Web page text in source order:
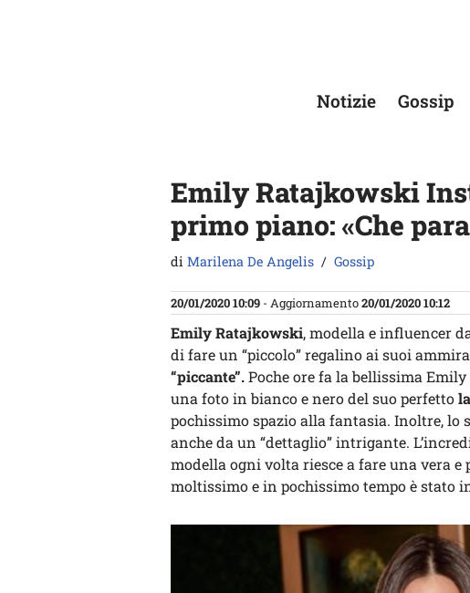
Notizie Gossip
Emily Ratajkowski
primo piano: «Che
di Marilena De Angelis Gossip
20/01/2020 10:09 - Aggiornamento20/01/2020 10:12
Emily Ratajkowski, modella e influencer
di fare un “piccolo” regalino ai suoi
“piccante”.Poche ore fa la bellissima
una foto in bianco e nero del suo perfetto
pochissimo spazio alla fantasia. Inoltre, lo
anche da un “dettaglio” intrigante.
modella ogni volta riesce a fare una vera
moltissimo e in pochissimo tempo è stato